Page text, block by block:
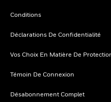
Conditions
Déclarations De Confidentialité
Vos Choix En Matière De
Témoin De Connexion
Désabonnement Complet